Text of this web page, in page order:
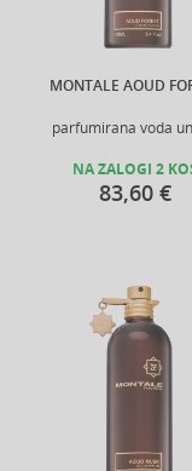
MONTALE AOUD
parfumirana voda
NA ZALOGI 2
83,60 €